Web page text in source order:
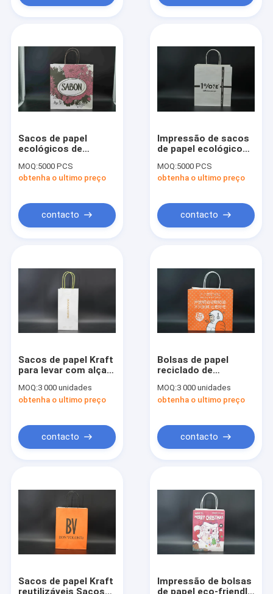
Produtos
Excursão da fábrica
Controle da qualidade
Contacte-nos
Sacos de papel de Kraft
Sacos de papel
ecológicos de
Impressão Flexo
Café Sacos de papel
MOQ:5000 PCS
obtenha o ultimo preço
contacto
Impressão de sacos
de papel ecológico
torcidas
MOQ:5000 PCS
obtenha o ultimo preço
contacto
Sacos de papel Kraft
para levar com alças
papel de xícara única
MOQ:3 000 unidades
obtenha o ultimo preço
contacto
Bolsas de papel
reciclado de
personalizada
versátil
MOQ:3 000 unidades
obtenha o ultimo preço
contacto
Sacos de papel Kraft
reutilizáveis Sacos
Impressão de bolsas
de papel eco-friendly